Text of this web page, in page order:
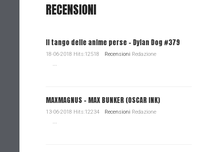
RECENSIONI
Il tango delle anime perse - Dylan Dog #379
18-06-2018 Hits:12518 Recensioni Redazione
MAXMAGNUS – MAX BUNKER (OSCAR INK)
13-06-2018 Hits:12234 Recensioni Redazione